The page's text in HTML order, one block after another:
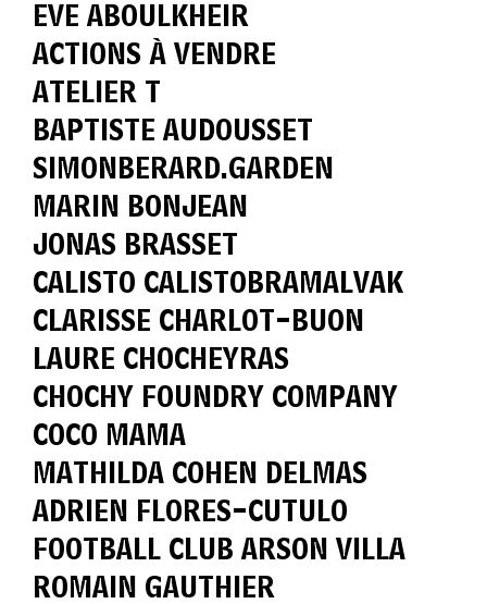
2017
EVE ABOULKHEIR
ACTIONS À VENDRE
ATELIER T
BAPTISTE AUDOUSSET
SIMONBERARD.GARDEN
MARIN BONJEAN
JONAS BRASSET
CALISTO CALISTOBRAMALVAK
CLARISSE CHARLOT-BUON
LAURE CHOCHEYRAS
CHOCHY FOUNDRY COMPANY
COCO MAMA
MATHILDA COHEN DELMAS
ADRIEN FLORES-CUTULO
FOOTBALL CLUB ARSON VILLA
ROMAIN GAUTHIER